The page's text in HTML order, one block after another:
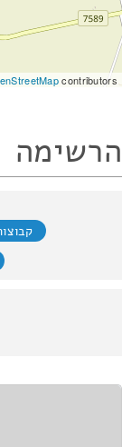
contributors
הרשימה
קבוצות